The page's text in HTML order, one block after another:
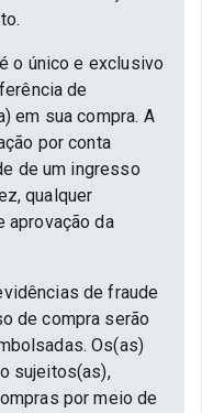
o único e exclusivo
de
em sua compra. A
por conta
de um ingresso
qualquer
aprovação da
de fraude
de compra serão
Os(as)
sujeitos(as),
por meio de